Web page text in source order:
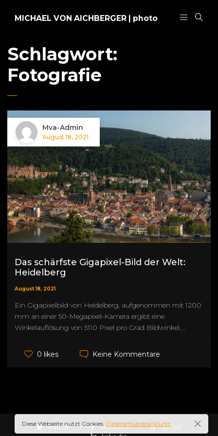
MICHAEL VON AICHBERGER | photo
Schlagwort:
Fotografie
Mva-Admin
August 18, 2021
Das schärfste Gigapixel-Bild der Welt:
Heidelberg
August 18, 2021
Ein Gigapixelbild von Heidelberg, aufgenommen mit 1200
mm an einer 50-Megapixel-Kamera ergibt eine
Winkelauflösung von 5110 Pixel pro Grad Bildwinkel....
0 likes Keine Kommentare
twitter facebook
500px
Diese Webseite nutzt Cookies. Datenschutzerklärung.